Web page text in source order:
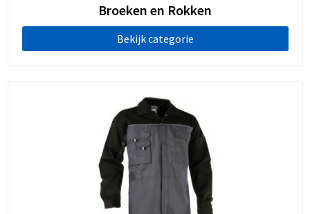
Broeken en Rokken
Bekijk categorie